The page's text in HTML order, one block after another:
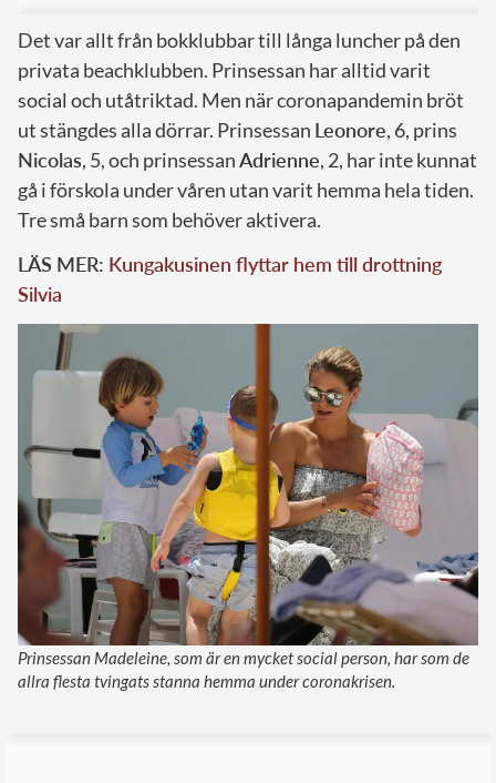
Det var allt från bokklubbar till långa luncher på den
privata beachklubben. Prinsessan har alltid varit
social och utåtriktad. Men när coronapandemin bröt
ut stängdes alla dörrar. Prinsessan Leonore, 6, prins
Nicolas, 5, och prinsessanAdrienne, 2, har inte kunnat
gå i förskola under våren utan varit hemma hela tiden.
Tre små barn som behöver aktivera.
LÄS MER: Kungakusinen flyttar hem till drottning
Silvia
Prinsessan Madeleine, som är en mycket social person, har som de
allra flesta tvingats stanna hemma under coronakrisen.